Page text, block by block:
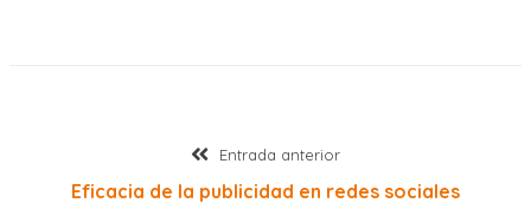
Entrada anteriorEntrada
anterior:
Eficacia de la publicidad en redes sociales